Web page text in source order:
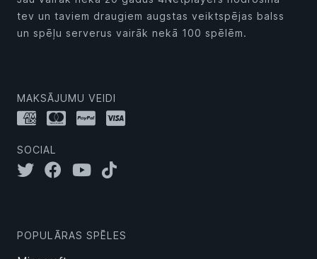
tev un taviem draugiem augstas veiktspējas balss
un spēļu serverus vairāk nekā 100 spēlēm.
MAKSĀJUMU VEIDI
SOCIAL
POPULĀRAS SPĒLES